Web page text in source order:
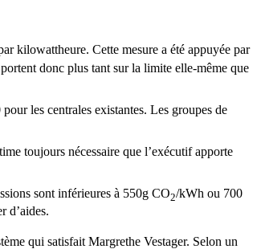
kilowattheure. Cette mesure a été appuyée par
donc plus tant sur la limite elle-même que
les centrales existantes. Les groupes de
toujours nécessaire que l’exécutif apporte
sont inférieures à 550g CO2/kWh ou 700
d’aides.
qui satisfait Margrethe Vestager. Selon un